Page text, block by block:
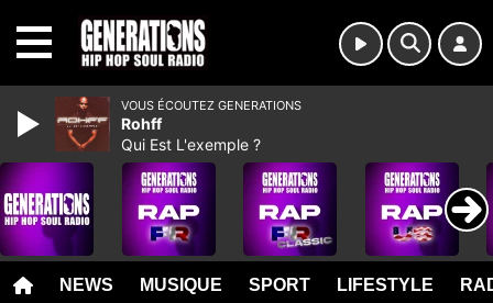
NEWS MUSIQUE SPORT LIFESTYLE
VOUS ÉCOUTEZ GENERATIONS
Rohff
Qui Est L'exemple ?